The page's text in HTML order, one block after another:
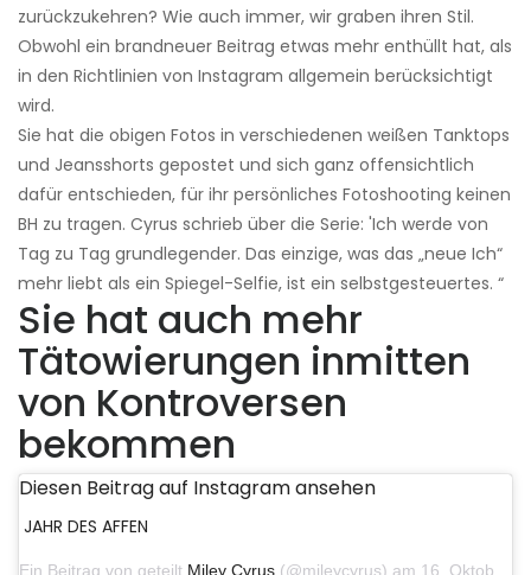
zurückzukehren? Wie auch immer, wir graben ihren Stil.
Obwohl ein brandneuer Beitrag etwas mehr enthüllt hat, als
in den Richtlinien von Instagram allgemein berücksichtigt
wird.
Sie hat die obigen Fotos in verschiedenen weißen Tanktops
und Jeansshorts gepostet und sich ganz offensichtlich
dafür entschieden, für ihr persönliches Fotoshooting keinen
BH zu tragen. Cyrus schrieb über die Serie: 'Ich werde von
Tag zu Tag grundlegender. Das einzige, was das „neue Ich“
mehr liebt als ein Spiegel-Selfie, ist ein selbstgesteuertes. “
Sie hat auch mehr
Tätowierungen inmitten
von Kontroversen
bekommen
Diesen Beitrag auf Instagram ansehen
JAHR DES AFFEN
Ein Beitrag von geteilt Miley Cyrus (@mileycyrus) am 16. Oktober 2019 um 19:04 Uhr PDT